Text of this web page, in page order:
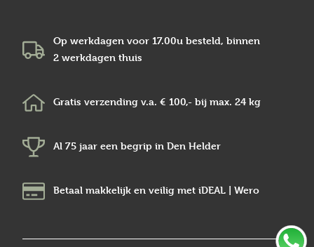
Op werkdagen voor 17.00u besteld, binnen
2 werkdagen thuis
Gratis verzending v.a. € 100,- bij max. 24 kg
Al 75 jaar een begrip in Den Helder
Betaal makkelijk en veilig met iDEAL | Wero